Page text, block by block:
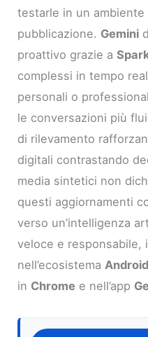
testarle in un
pubblicazione. Gemini
proattivo grazie a
complessi in tempo
personali o
le conversazioni più
di rilevamento
digitali contrastando
media sintetici non
questi aggiornamenti
verso un’intelligenza
veloce e responsabile,
nell’ecosistemaAndroid
in Chrome e nell’app